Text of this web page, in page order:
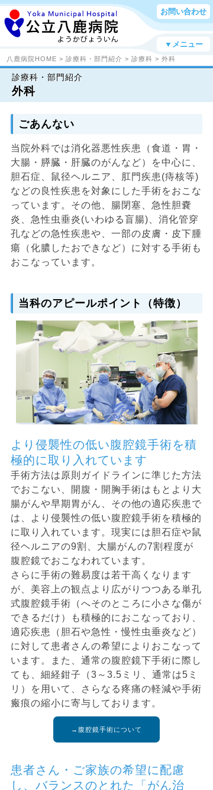
お問い合わせ
▼メニュー
八鹿病院HOME > 診療科・部門紹介 > 診療科 > 外科
診療科・部門紹介
外科
ごあんない
当院外科では消化器悪性疾患（食道・胃・
大腸・膵臓・肝臓のがんなど）を中心に、
胆石症、鼠径ヘルニア、肛門疾患(痔核等)
などの良性疾患を対象にした手術をおこな
っています。その他、腸閉塞、急性胆嚢
炎、急性虫垂炎(いわゆる盲腸)、消化管穿
孔などの急性疾患や、一部の皮膚・皮下腫
瘍（化膿したおできなど）に対する手術も
おこなっています。
当科のアピールポイント（特徴）
より侵襲性の低い腹腔鏡手術を積
極的に取り入れています
手術方法は原則ガイドラインに準じた方法
でおこない、開腹・開胸手術はもとより大
腸がんや早期胃がん、その他の適応疾患で
は、より侵襲性の低い腹腔鏡手術を積極的
に取り入れています。現実には胆石症や鼠
径ヘルニアの9割、大腸がんの7割程度が
腹腔鏡でおこなわれています。
さらに手術の難易度は若干高くなります
が、美容上の観点より広がりつつある単孔
式腹腔鏡手術（へそのところに小さな傷が
できるだけ）も積極的におこなっており、
適応疾患（胆石や急性・慢性虫垂炎など）
に対して患者さんの希望によりおこなって
います。また、通常の腹腔鏡下手術に際し
ても、細経鉗子（3～3.5ミリ、通常は5ミ
リ）を用いて、さらなる疼痛の軽減や手術
瘢痕の縮小に寄与しております。
→腹腔鏡手術について
患者さん・ご家族の希望に配慮
し、バランスのとれた「がん治